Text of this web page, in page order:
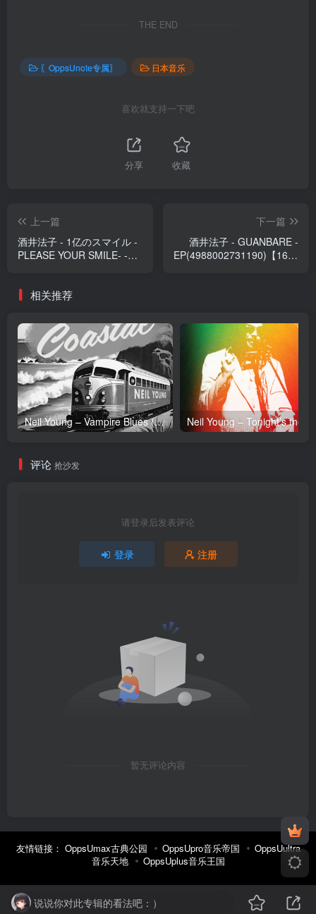
THE END
〖OppsUnote专属〗 日本音乐
喜欢就支持一下吧
分享 收藏
上一篇
酒井法子 - 1亿のスマイル -
PLEASE YOUR SMILE- -
下一篇
酒井法子 - GUANBARE -
EP(4988002731190)【16bit
相关推荐
Neil Young – Vampire Blues (Live) – Single(054391239303)【24bit／96.0kHz】土耳其区
评论 抢沙发
请登录后发表评论
登录 注册
暂无评论内容
友情链接： OppsUmax古典公园 OppsUpro音乐帝国
OppsUultra
音乐天地
OppsUplus音乐王国
说说你对此专辑的看法吧：）